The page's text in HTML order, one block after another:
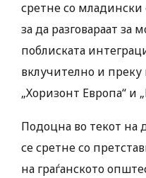
сретне со младински
за да разговараат
поблиската
вклучително и
„Хоризонт Европа“ и
Подоцна во текот на
се сретне со
на граѓанското